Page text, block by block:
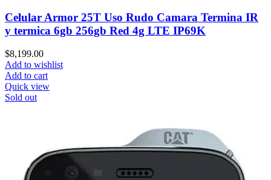
Celular Armor 25T Uso Rudo Camara Termina IR
y termica 6gb 256gb Red 4g LTE IP69K
$8,199.00
Add to wishlist
Add to cart
Quick view
Sold out